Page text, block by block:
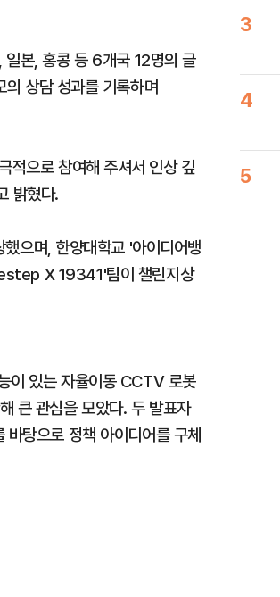
본, 홍콩 등 6개국 12명의 글
상담 성과를 기록하며
적으로 참여해 주셔서 인상 깊
밝혔다.
으며, 한양대학교 '아이디어뱅
X 19341'팀이 챌린지상
이 있는 자율이동 CCTV 로봇
큰 관심을 모았다. 두 발표자
탕으로 정책 아이디어를 구체
3
4
5